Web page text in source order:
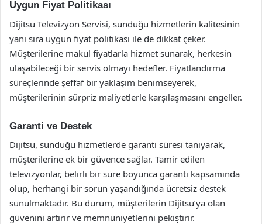
Uygun Fiyat Politikası
Dijitsu Televizyon Servisi, sunduğu hizmetlerin kalitesinin
yanı sıra uygun fiyat politikası ile de dikkat çeker.
Müşterilerine makul fiyatlarla hizmet sunarak, herkesin
ulaşabileceği bir servis olmayı hedefler. Fiyatlandırma
süreçlerinde şeffaf bir yaklaşım benimseyerek,
müşterilerinin sürpriz maliyetlerle karşılaşmasını engeller.
Garanti ve Destek
Dijitsu, sunduğu hizmetlerde garanti süresi tanıyarak,
müşterilerine ek bir güvence sağlar. Tamir edilen
televizyonlar, belirli bir süre boyunca garanti kapsamında
olup, herhangi bir sorun yaşandığında ücretsiz destek
sunulmaktadır. Bu durum, müşterilerin Dijitsu’ya olan
güvenini artırır ve memnuniyetlerini pekiştirir.